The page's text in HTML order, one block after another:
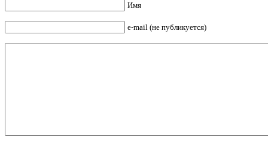
Имя
e-mail (не публикуется)